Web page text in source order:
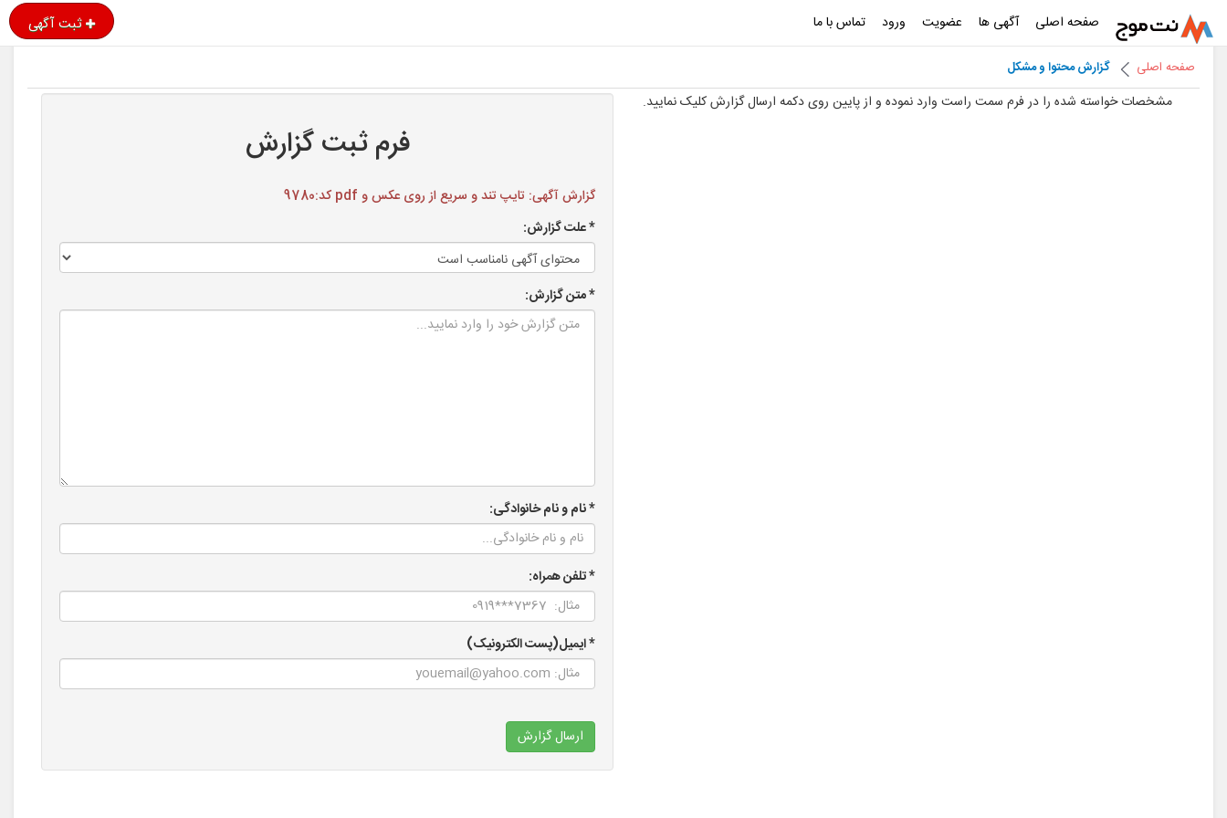
صفحه اصلی آگهی ها عضویت ورود تماس با ما ثبت آگهی
صفحه اصلی گزارش محتوا و مشکل
مشخصات خواسته شده را در فرم سمت راست وارد نموده و از پایین روی دکمه ارسال گزارش کلیک نمایید.
فرم ثبت گزارش
گزارش آگهی: تایپ تند و سریع از روی عکس و pdf کد:9780
* علت گزارش:
* متن گزارش:
* نام و نام خانوادگی:
* تلفن همراه:
* ایمیل(پست الکترونیک)